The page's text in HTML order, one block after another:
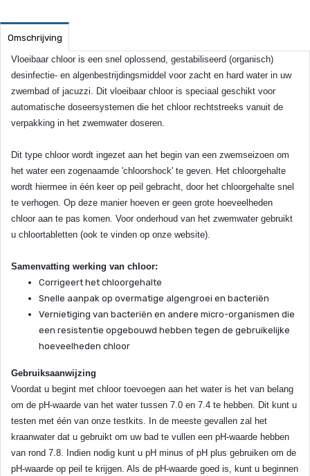
Omschrijving
Vloeibaar chloor is een snel oplossend, gestabiliseerd (organisch)
desinfectie- en algenbestrijdingsmiddel voor zacht en hard water in uw
zwembad of jacuzzi. Dit vloeibaar chloor is speciaal geschikt voor
automatische doseersystemen die het chloor rechtstreeks vanuit de
verpakking in het zwemwater doseren.
Dit type chloor wordt ingezet aan het begin van een zwemseizoen om
het water een zogenaamde 'chloorshock' te geven. Het chloorgehalte
wordt hiermee in één keer op peil gebracht, door het chloorgehalte snel
te verhogen. Op deze manier hoeven er geen grote hoeveelheden
chloor aan te pas komen. Voor onderhoud van het zwemwater gebruikt
u chloortabletten (ook te vinden op onze website).
Samenvatting werking van chloor:
Corrigeert het chloorgehalte
Snelle aanpak op overmatige algengroei en bacteriën
Vernietiging van bacteriën en andere micro-organismen die
een resistentie opgebouwd hebben tegen de gebruikelijke
hoeveelheden chloor
Gebruiksaanwijzing
Voordat u begint met chloor toevoegen aan het water is het van belang
om de pH-waarde van het water tussen 7.0 en 7.4 te hebben. Dit kunt u
testen met één van onze testkits. In de meeste gevallen zal het
kraanwater dat u gebruikt om uw bad te vullen een pH-waarde hebben
van rond 7.8. Indien nodig kunt u pH minus of pH plus gebruiken om de
pH-waarde op peil te krijgen. Als de pH-waarde goed is, kunt u beginnen